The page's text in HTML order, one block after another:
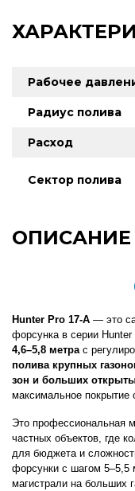
Рабочее
Радиус полива
Расход
Сектор полива
ОПИСАНИЕ
Hunter Pro 17-A — это
4,6–5,8 метра с
полива крупных
зон и больших
максимальное покрытие
Это профессиональная
частных объектов, где
для бюджета и
форсунки с шагом 5–5,5
магистрали на больших